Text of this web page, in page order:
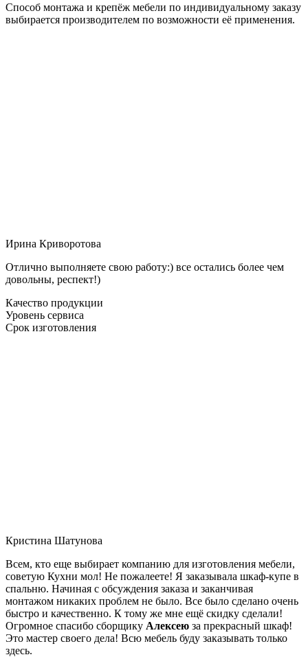
Способ монтажа и крепёж мебели по индивидуальному заказу
выбирается производителем по возможности её применения.
Ирина Криворотова
Отлично выполняете свою работу:) все остались более чем
довольны, респект!)
Качество продукции
Уровень сервиса
Срок изготовления
Кристина Шатунова
Всем, кто еще выбирает компанию для изготовления мебели,
советую Кухни мол! Не пожалеете! Я заказывала шкаф-купе в
спальню. Начиная с обсуждения заказа и заканчивая
монтажом никаких проблем не было. Все было сделано очень
быстро и качественно. К тому же мне ещё скидку сделали!
Огромное спасибо сборщику Алексею за прекрасный шкаф!
Это мастер своего дела! Всю мебель буду заказывать только
здесь.